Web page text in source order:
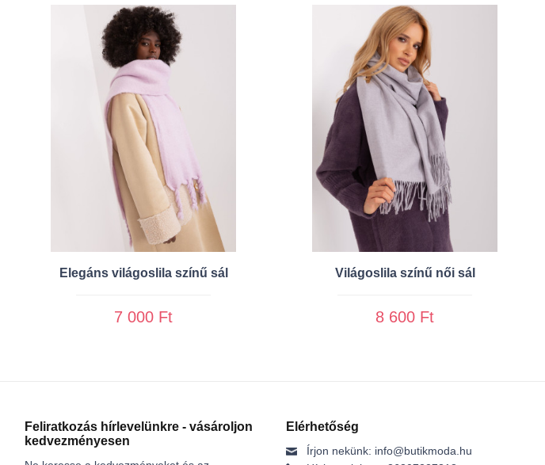
Elegáns világoslila színű sál
7 000 Ft
Világoslila színű női sál
8 600 Ft
Feliratkozás hírlevelünkre - vásároljon
kedvezményesen
Elérhetőség
Írjon nekünk: info@butikmoda.hu